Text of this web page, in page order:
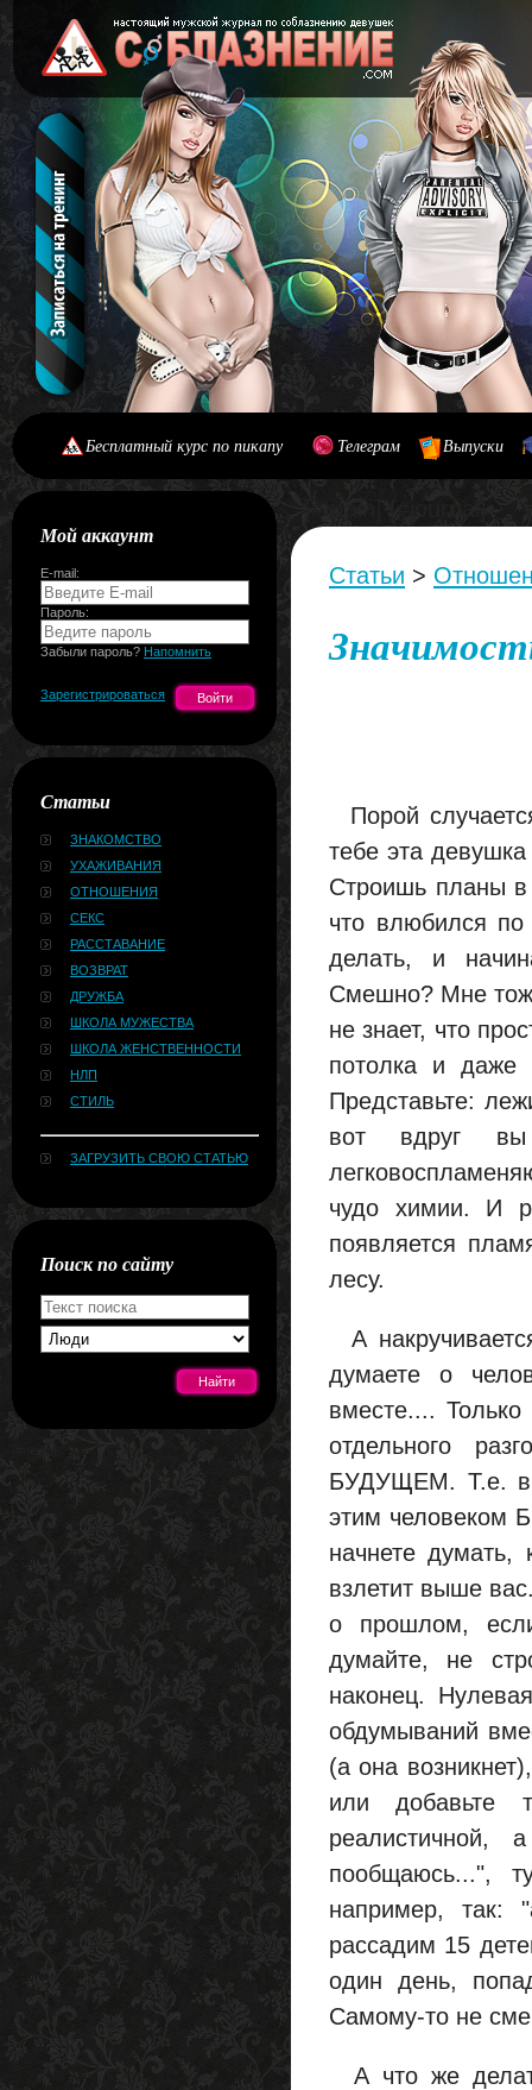
Бесплатный курс по пикапу Телеграм Выпуски
Мой аккаунт
E-mail:
Пароль:
Забыли пароль? Напомнить
Зарегистрироваться
Статьи
ЗНАКОМСТВО
УХАЖИВАНИЯ
ОТНОШЕНИЯ
СЕКС
РАССТАВАНИЕ
ВОЗВРАТ
ДРУЖБА
ШКОЛА МУЖЕСТВА
ШКОЛА ЖЕНСТВЕННОСТИ
НЛП
СТИЛЬ
ЗАГРУЗИТЬ СВОЮ СТАТЬЮ
Поиск по сайту
Статьи >
Порой
тебе эта
Строишь планы в
что влюбился
делать, и
Смешно? Мне
не знает, что
потолка и даже
Представьте:
вот вдруг вы
чудо химии. И
появляется
лесу.
А
думаете о
вместе....
отдельного
БУДУЩЕМ. Т.е.
этим человеком
начнете
взлетит выше
о прошлом,
думайте, не
наконец.
обдумываний
(а она
или добавьте
пообщаюсь...",
например, так:
рассадим 15
один день,
Самому-то не
А что же